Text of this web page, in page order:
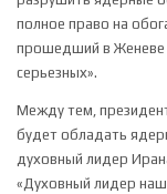
полное право на
прошедший в Женеве
серьезных».
Между тем,
будет обладать
духовный лидер
«Духовный лидер